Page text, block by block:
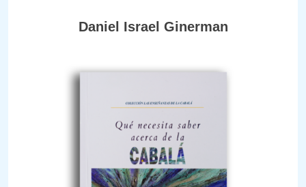
Daniel Israel Ginerman